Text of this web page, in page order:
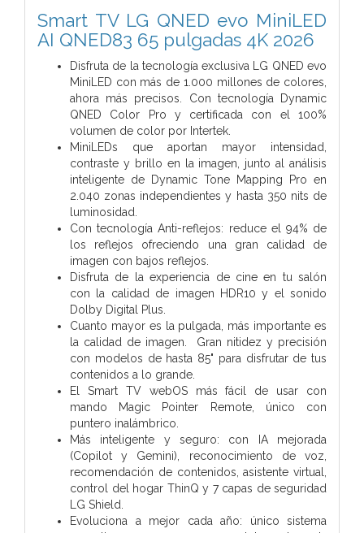
Smart TV LG QNED evo MiniLED
AI QNED83 65 pulgadas 4K 2026
Disfruta de la tecnología exclusiva LG QNED evo
MiniLED con más de 1.000 millones de colores,
ahora más precisos. Con tecnología Dynamic
QNED Color Pro y certificada con el 100%
volumen de color por Intertek.
MiniLEDs que aportan mayor intensidad,
contraste y brillo en la imagen, junto al análisis
inteligente de Dynamic Tone Mapping Pro en
2.040 zonas independientes y hasta 350 nits de
luminosidad.
Con tecnología Anti-reflejos: reduce el 94% de
los reflejos ofreciendo una gran calidad de
imagen con bajos reflejos.
Disfruta de la experiencia de cine en tu salón
con la calidad de imagen HDR10 y el sonido
Dolby Digital Plus.
Cuanto mayor es la pulgada, más importante es
la calidad de imagen. Gran nitidez y precisión
con modelos de hasta 85" para disfrutar de tus
contenidos a lo grande.
El Smart TV webOS más fácil de usar con
mando Magic Pointer Remote, único con
puntero inalámbrico.
Más inteligente y seguro: con IA mejorada
(Copilot y Gemini), reconocimiento de voz,
recomendación de contenidos, asistente virtual,
control del hogar ThinQ y 7 capas de seguridad
LG Shield.
Evoluciona a mejor cada año: único sistema